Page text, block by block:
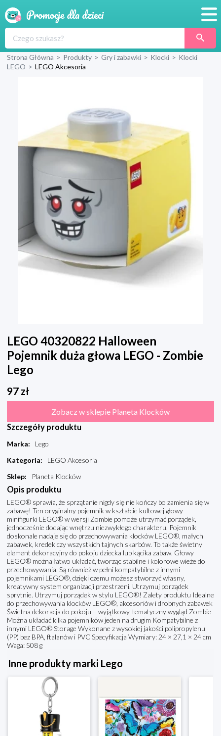
Produkty
Blog
Strona Główna > Produkty > Gry i zabawki > Klocki > Klocki
LEGO > LEGO Akcesoria
LEGO 40320822 Halloween
Pojemnik duża głowa LEGO - Zombie
Lego
97 zł
Zobacz w sklepie Planeta Klocków
Szczegóły produktu
Marka:
Lego
Kategoria:
LEGO Akcesoria
Sklep: Planeta Klocków
Opis produktu
LEGO® sprawia, że sprzątanie nigdy się nie kończy bo zamienia się w
zabawę! Ten oryginalny pojemnik w kształcie kultowej głowy
minifigurki LEGO® w wersji Zombie pomoże utrzymać porządek,
jednocześnie dodając wnętrzu niezwykłego charakteru. Pojemnik
doskonale nadaje się do przechowywania klocków LEGO®, małych
zabawek, kredek czy wszystkich tajnych skarbów. To także świetny
element dekoracyjny do pokoju dziecka lub kącika zabaw. Głowy
LEGO® można łatwo układać, tworząc stabilne i kolorowe wieże do
przechowywania. Są również w pełni kompatybilne z innymi
pojemnikami LEGO®, dzięki czemu możesz stworzyć własny,
kreatywny system organizacji przestrzeni. Utrzymuj porządek
sprytnie. Utrzymuj porządek w stylu LEGO®! Zalety produktu Idealne
do przechowywania klocków LEGO®, akcesoriów i drobnych zabawek
Świetna dekoracja do pokoju – wyjątkowy, tematyczny wygląd Zombie
Można układać kilka pojemników jeden na drugim Kompatybilne z
innymi LEGO® Storage Wykonane z wysokiej jakości polipropylenu
(PP) bez BPA, ftalanów i PVC Specyfikacja Wymiary: 24 × 27,1 × 24 cm
Waga: 508 g
Inne produkty marki Lego